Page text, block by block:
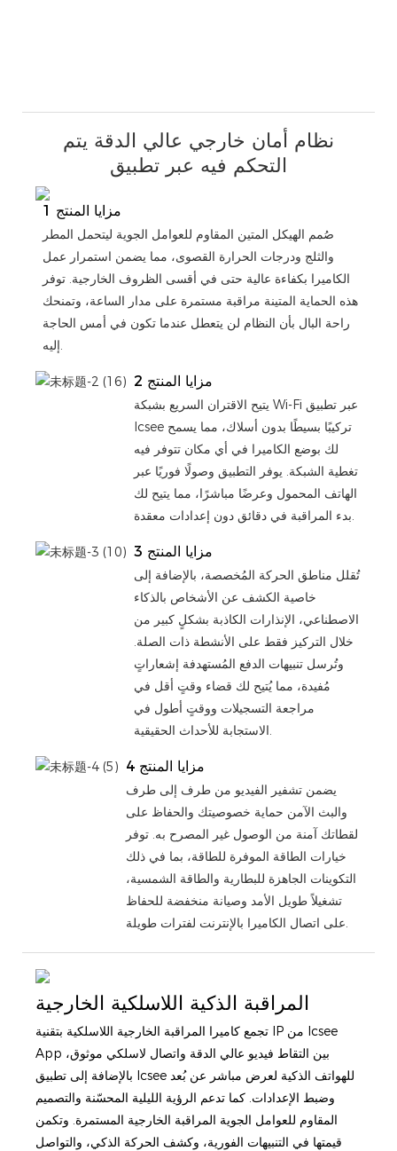
نظام أمان خارجي عالي الدقة يتم
التحكم فيه عبر تطبيق
مزايا المنتج 1
صُمم الهيكل المتين المقاوم للعوامل الجوية ليتحمل المطر
والثلج ودرجات الحرارة القصوى، مما يضمن استمرار عمل
الكاميرا بكفاءة عالية حتى في أقسى الظروف الخارجية. توفر
هذه الحماية المتينة مراقبة مستمرة على مدار الساعة، وتمنحك
راحة البال بأن النظام لن يتعطل عندما تكون في أمس الحاجة
إليه.
مزايا المنتج 2
يتيح الاقتران السريع بشبكة Wi-Fi عبر تطبيق
Icsee تركيبًا بسيطًا بدون أسلاك، مما يسمح
لك بوضع الكاميرا في أي مكان تتوفر فيه
تغطية الشبكة. يوفر التطبيق وصولًا فوريًا عبر
الهاتف المحمول وعرضًا مباشرًا، مما يتيح لك
بدء المراقبة في دقائق دون إعدادات معقدة.
مزايا المنتج 3
تُقلل مناطق الحركة المُخصصة، بالإضافة إلى
خاصية الكشف عن الأشخاص بالذكاء
الاصطناعي، الإنذارات الكاذبة بشكلٍ كبير من
خلال التركيز فقط على الأنشطة ذات الصلة.
وتُرسل تنبيهات الدفع المُستهدفة إشعاراتٍ
مُفيدة، مما يُتيح لك قضاء وقتٍ أقل في
مراجعة التسجيلات ووقتٍ أطول في
الاستجابة للأحداث الحقيقية.
مزايا المنتج 4
يضمن تشفير الفيديو من طرف إلى طرف
والبث الآمن حماية خصوصيتك والحفاظ على
لقطاتك آمنة من الوصول غير المصرح به. توفر
خيارات الطاقة الموفرة للطاقة، بما في ذلك
التكوينات الجاهزة للبطارية والطاقة الشمسية،
تشغيلاً طويل الأمد وصيانة منخفضة للحفاظ
على اتصال الكاميرا بالإنترنت لفترات طويلة.
المراقبة الذكية اللاسلكية الخارجية
تجمع كاميرا المراقبة الخارجية اللاسلكية بتقنية IP من Icsee
App بين التقاط فيديو عالي الدقة واتصال لاسلكي موثوق،
بالإضافة إلى تطبيق Icsee للهواتف الذكية لعرض مباشر عن بُعد
وضبط الإعدادات. كما تدعم الرؤية الليلية المحسّنة والتصميم
المقاوم للعوامل الجوية المراقبة الخارجية المستمرة. وتكمن
قيمتها في التنبيهات الفورية، وكشف الحركة الذكي، والتواصل